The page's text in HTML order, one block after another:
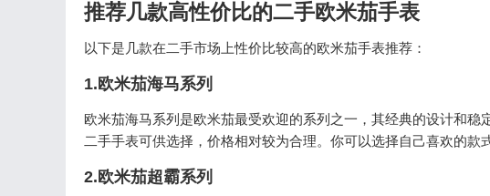
推荐几款高性价比的二手欧米茄手表
以下是几款在二手市场上性价比较高的欧米茄手表推荐：
1.欧米茄海马系列
欧米茄海马系列是欧米茄最受欢迎的系列之一，其经典的设计和
二手手表可供选择，价格相对较为合理。你可以选择自己喜欢的款
2.欧米茄超霸系列